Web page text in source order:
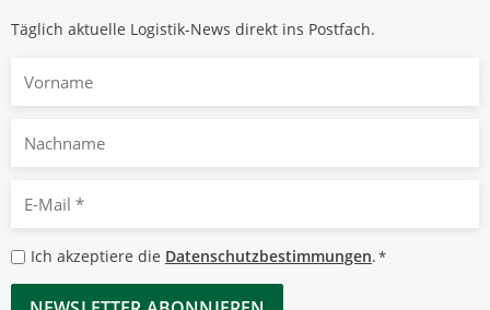
Täglich aktuelle Logistik-News direkt ins Postfach.
Nachname
Mail
*
Datenschutzbestimmungen
*
Ich akzeptiere die Datenschutzbestimmungen.*
CAPTCHA